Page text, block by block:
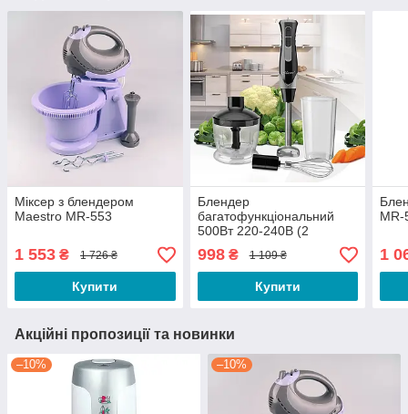
Міксер з блендером
Maestro MR-553
1 553 ₴ 1 726 ₴
Купити
Блендер
багатофункціональний
500Вт 220-240В (2
насадки) Maestro
998₴ 1 109 ₴
Купити
MR-
1
Акційні пропозиції та новинки
–10% –10%